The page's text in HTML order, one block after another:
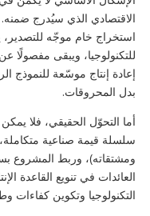
الاقتصادي الذي سيُدرج ضمنه.
استخراج خام موجّه
للتكنولوجيا، ويبقى
إعادة إنتاج موسّعة للنموذج
بدل المحروقات.
أما التحوّل الحقيقي، فلا
سلسلة قيمة صناعية
ومشتقاته)، وربط المشروع
العائدات في تنويع القاعدة
التكنولوجيا وتكوين كفاءات